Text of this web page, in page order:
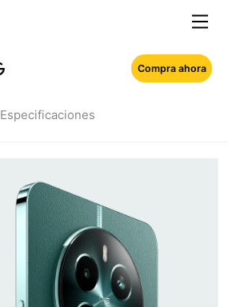
Especificaciones
Compra ahora